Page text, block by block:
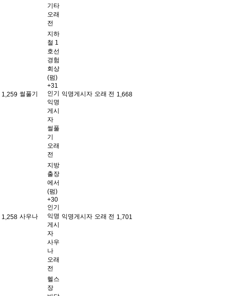
기타
오래
전
1,259 썰풀기
지하
철 1
호선
경험
회상
(펌)
+31
인기
익명
게시
자
썰풀
기
오래
전
익명게시자 오래 전 1,668
1,258 사우나
지방
출장
에서
(펌)
+30
인기
익명
게시
자
사우
나
오래
전
익명게시자 오래 전 1,701
헬스
장